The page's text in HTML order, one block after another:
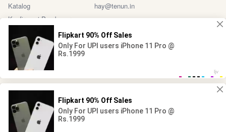
Katalog
Konfirmasi Pembayaran
hay@tenun.in
Sosial Media Marketplace
@ 2024 - Tenun Indonesia